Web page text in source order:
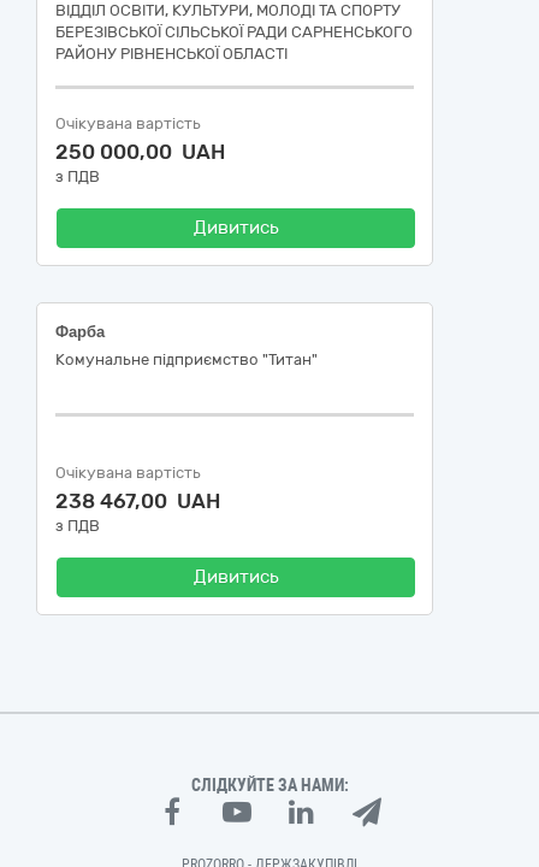
ВІДДІЛ ОСВІТИ, КУЛЬТУРИ, МОЛОДІ ТА СПОРТУ
БЕРЕЗІВСЬКОЇ СІЛЬСЬКОЇ РАДИ САРНЕНСЬКОГО
РАЙОНУ РІВНЕНСЬКОЇ ОБЛАСТІ
Очікувана вартість
250 000,00 UAH
з ПДВ
Дивитись
Фарба
Комунальне підприємство "Титан"
Очікувана вартість
238 467,00 UAH
з ПДВ
Дивитись
СЛІДКУЙТЕ ЗА НАМИ: